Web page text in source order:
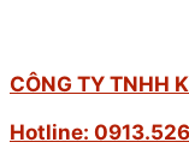
CÔNG TY TNHH
Hotline: